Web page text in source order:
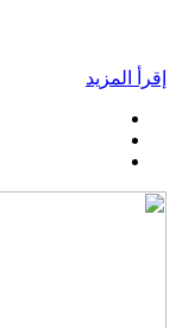
إقرأ المزيد